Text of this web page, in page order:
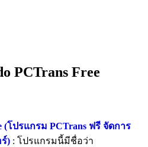
PCTrans Free
(โปรแกรม PCTrans ฟรี จัดการ
) : โปรแกรมนี้มีชื่อว่า